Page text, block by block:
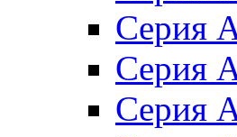
Серия
Серия
Серия